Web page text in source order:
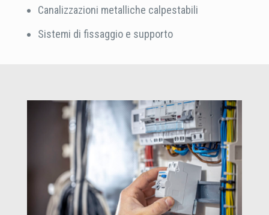
Canalizzazioni metalliche calpestabili
Sistemi di fissaggio e supporto